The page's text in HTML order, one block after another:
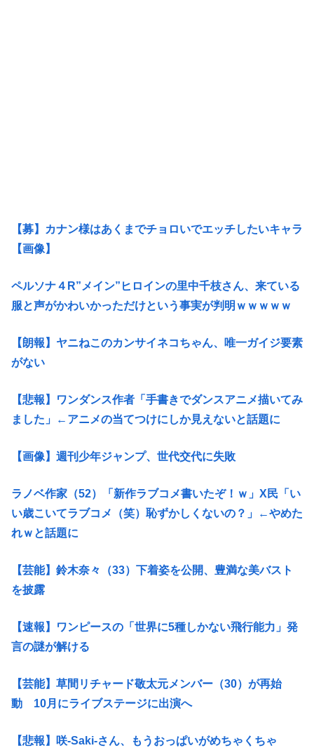
【募】カナン様はあくまでチョロいでエッチしたいキャラ
【画像】
ペルソナ４R”メイン”ヒロインの里中千枝さん、来ている
服と声がかわいかっただけという事実が判明ｗｗｗｗｗ
【朗報】ヤニねこのカンサイネコちゃん、唯一ガイジ要素
がない
【悲報】ワンダンス作者「手書きでダンスアニメ描いてみ
ました」←アニメの当てつけにしか見えないと話題に
【画像】週刊少年ジャンプ、世代交代に失敗
ラノベ作家（52）「新作ラブコメ書いたぞ！ｗ」X民「い
い歳こいてラブコメ（笑）恥ずかしくないの？」←やめた
れｗと話題に
【芸能】鈴木奈々（33）下着姿を公開、豊満な美バスト
を披露
【速報】ワンピースの「世界に5種しかない飛行能力」発
言の謎が解ける
【芸能】草間リチャード敬太元メンバー（30）が再始
動 10月にライブステージに出演へ
【悲報】咲-Saki-さん、もうおっぱいがめちゃくちゃ